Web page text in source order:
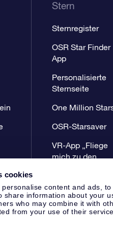
cookies
content and ads,
share information about your
who may combine it with
from your use of their
Stern
Sternregister
OSR Star Finder
App
Personalisierte
Sternseite
One Million
OSR-Starsaver
VR-App „Fliege
mich zu den